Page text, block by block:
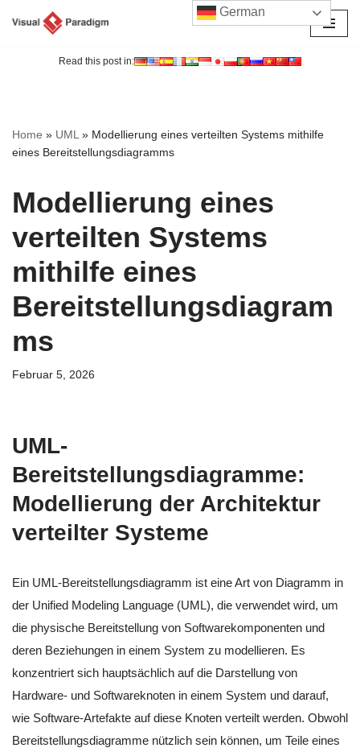
Read this post in:
Home » UML» Modellierung eines verteilten Systems mithilfe
eines Bereitstellungsdiagramms
Modellierung eines
verteilten Systems
mithilfe eines
Bereitstellungsdiagram
ms
Februar 5, 2026
UML-
Bereitstellungsdiagramme:
Modellierung der Architektur
verteilter Systeme
Ein UML-Bereitstellungsdiagramm ist eine Art von Diagramm in
der Unified Modeling Language (UML), die verwendet wird, um
die physische Bereitstellung von Softwarekomponenten und
deren Beziehungen in einem System zu modellieren. Es
konzentriert sich hauptsächlich auf die Darstellung von
Hardware- und Softwareknoten in einem System und darauf,
wie Software-Artefakte auf diese Knoten verteilt werden. Obwohl
Bereitstellungsdiagramme nützlich sein können, um Teile eines
German